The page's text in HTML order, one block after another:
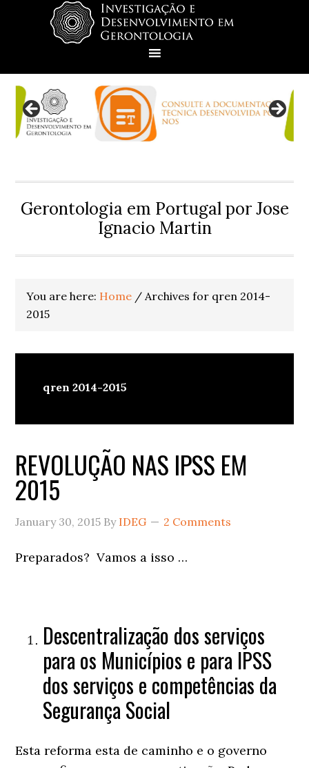
Gerontologia em Portugal por Jose
Ignacio Martin
You are here: Home / Archives for qren 2014-
2015
qren 2014-2015
REVOLUÇÃO NAS IPSS EM
2015
January 30, 2015 By IDEG 2 Comments
Preparados? Vamos a isso …
Descentralização dos serviços
para os Municípios e para IPSS
dos serviços e competências da
Segurança Social
Esta reforma esta de caminho e o governo